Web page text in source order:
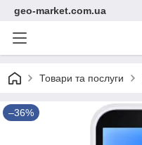
geo-market.com.ua
Товари та послуги
–36%